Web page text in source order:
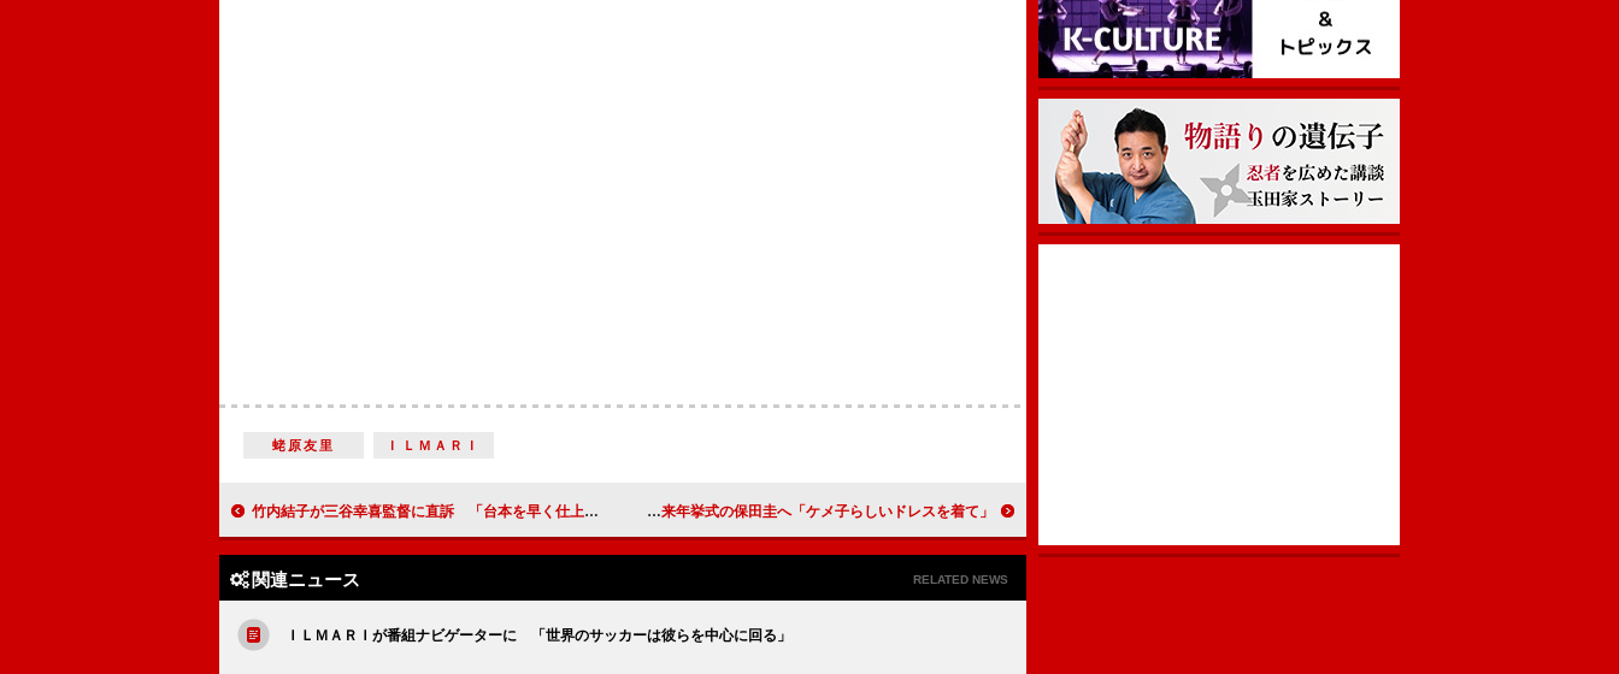
蛯原友里 ＩＬＭＡＲＩ
竹内結子が三谷幸喜監督に直訴 「台本を早く仕上げてください」 藤本美貴、サマンサタバサとコラボバッグ発売 来年挙式の保田圭へ「ケメ子らしいドレスを着て」
関連ニュース RELATED NEWS
ＩＬＭＡＲＩが番組ナビゲーターに 「世界のサッカーは彼らを中心に回る」